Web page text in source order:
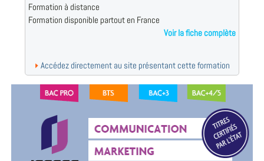
Formation à distance
Formation disponible partout en France
Voir la fiche complète
Accédez directement au site présentant cette formation